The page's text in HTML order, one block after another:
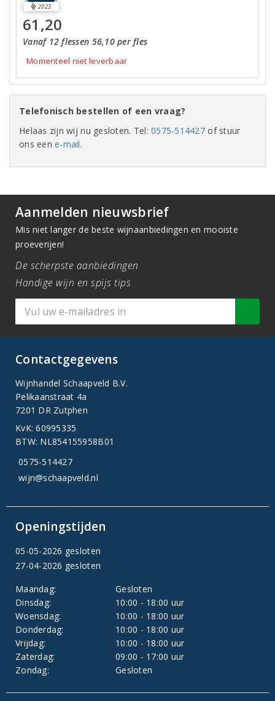
2023
61,20
Vanaf 12 flessen 56,10 per fles
Momenteel niet leverbaar
Telefonisch bestellen of een vraag?
Helaas zijn wij nu gesloten. Tel:0575-514427 of stuur
ons eene-mail.
Aanmelden nieuwsbrief
Mis niet langer de beste wijnaanbiedingen en mooiste
proeverijen!
De scherpste aanbiedingen
Handige wijn en spijs tips
Contactgegevens
Wijnhandel Schaapveld B.V.
Pelikaanstraat 4a
7201 DR Zutphen
KvK: 60995335
BTW: NL854155958B01
0575-514427
wijn@schaapveld.nl
Openingstijden
05-05-2026 gesloten
27-04-2026 gesloten
Maandag:
Gesloten
Dinsdag:
10:00 - 18:00 uur
Woensdag:
10:00 - 18:00 uur
Donderdag:
10:00 - 18:00 uur
Vrijdag:
10:00 - 18:00 uur
Zaterdag:
09:00 - 17:00 uur
Zondag:
Gesloten